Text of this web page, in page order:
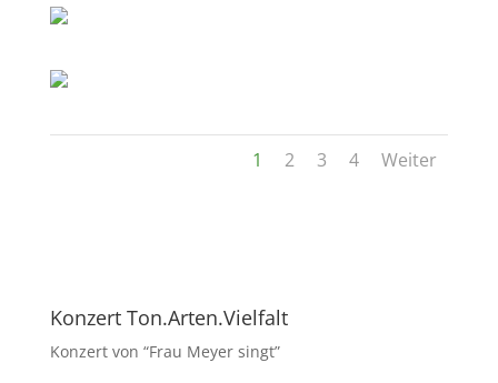
1 2 3 4 Weiter
Konzert Ton.Arten.Vielfalt
Konzert von “Frau Meyer singt”